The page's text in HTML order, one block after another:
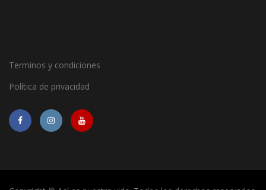
Terminos y condiciones
Política de privacidad